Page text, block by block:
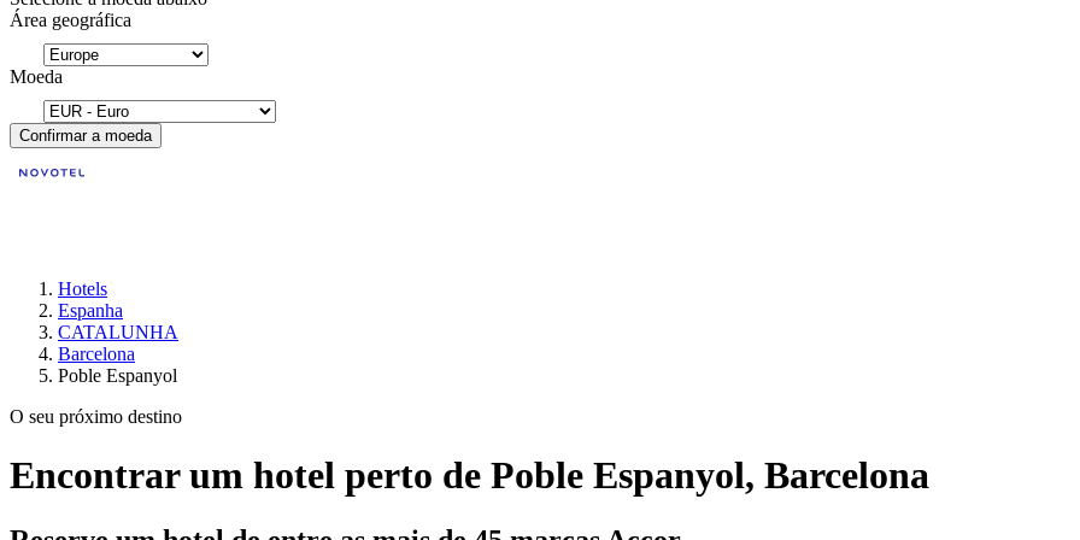
Área geográfica
Moeda
Confirmar a moeda
Hotels
Espanha
CATALUNHA
Barcelona
Poble Espanyol
O seu próximo destino
Encontrar um hotel perto de Poble Espanyol, Barcelona